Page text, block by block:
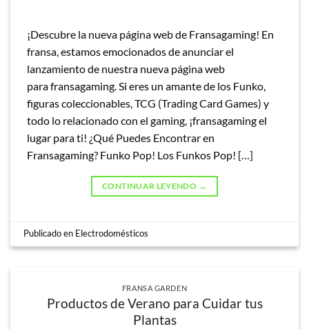
¡Descubre la nueva página web de Fransagaming! En
fransa, estamos emocionados de anunciar el
lanzamiento de nuestra nueva página web
para fransagaming. Si eres un amante de los Funko,
figuras coleccionables, TCG (Trading Card Games) y
todo lo relacionado con el gaming, ¡fransagaming el
lugar para ti! ¿Qué Puedes Encontrar en
Fransagaming? Funko Pop! Los Funkos Pop! […]
CONTINUAR LEYENDO →
Publicado en Electrodomésticos
FRANSA GARDEN
Productos de Verano para Cuidar tus
Plantas